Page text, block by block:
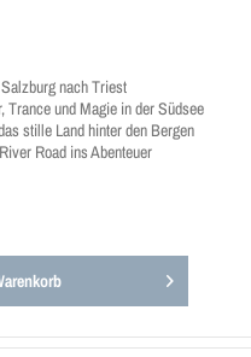
nach Triest
Trance und Magie in der Südsee
stille Land hinter den Bergen
Road ins Abenteuer